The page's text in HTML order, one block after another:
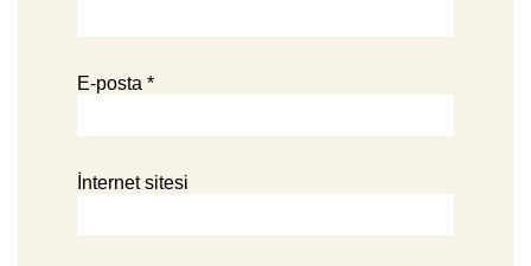
E-posta *
İnternet sitesi